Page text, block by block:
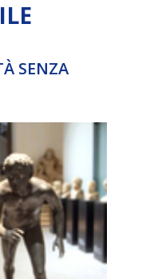
SENZA